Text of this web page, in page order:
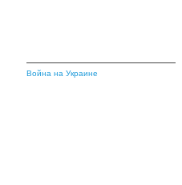
Война на Украине